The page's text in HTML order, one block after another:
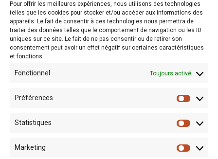
Pour offrir les meilleures expériences, nous utilisons des technologies
telles que les cookies pour stocker et/ou accéder aux informations des
appareils. Le fait de consentir à ces technologies nous permettra de
traiter des données telles que le comportement de navigation ou les ID
uniques sur ce site. Le fait de ne pas consentir ou de retirer son
consentement peut avoir un effet négatif sur certaines caractéristiques
et fonctions.
Fonctionnel Toujours activé
Préférences
Statistiques
Marketing
Mentions
Espace
presse